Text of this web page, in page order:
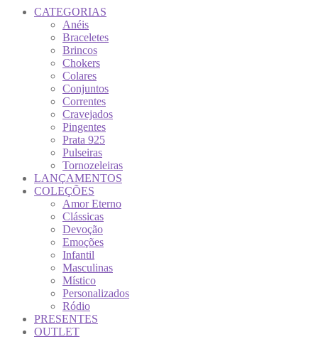
CATEGORIAS
Anéis
Braceletes
Brincos
Chokers
Colares
Conjuntos
Correntes
Cravejados
Pingentes
Prata 925
Pulseiras
Tornozeleiras
LANÇAMENTOS
COLEÇÕES
Amor Eterno
Clássicas
Devoção
Emoções
Infantil
Masculinas
Místico
Personalizados
Ródio
PRESENTES
OUTLET